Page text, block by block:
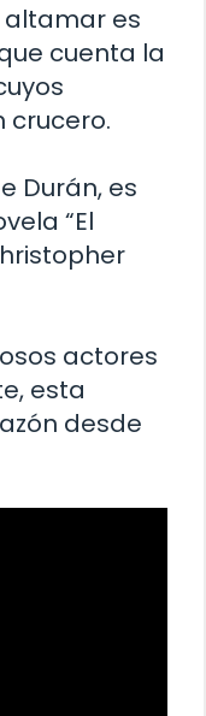
altamar es
cuenta la
crucero.
Durán, es
“El
actores
esta
desde